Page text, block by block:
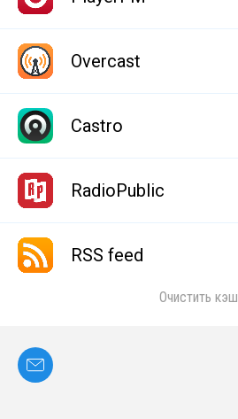
Overcast
Castro
RadioPublic
RSS feed
Очистить кэш